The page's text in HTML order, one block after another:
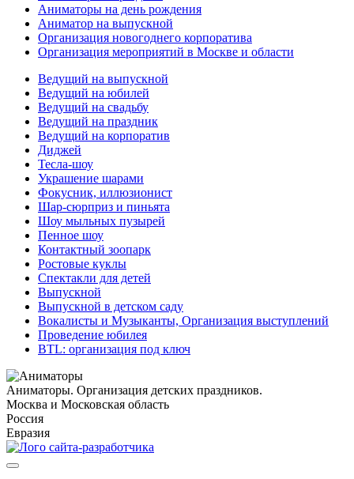
Аниматоры на день рождения
Аниматор на выпускной
Организация новогоднего корпоратива
Организация мероприятий в Москве и области
Ведущий на выпускной
Ведущий на юбилей
Ведущий на свадьбу
Ведущий на праздник
Ведущий на корпоратив
Диджей
Тесла-шоу
Украшение шарами
Фокусник, иллюзионист
Шар-сюрприз и пиньята
Шоу мыльных пузырей
Пенное шоу
Контактный зоопарк
Ростовые куклы
Спектакли для детей
Выпускной
Выпускной в детском саду
Вокалисты и Музыканты, Организация выступлений
Проведение юбилея
BTL: организация под ключ
Аниматоры. Организация детских праздников.
Москва и Московская область
Россия
Евразия